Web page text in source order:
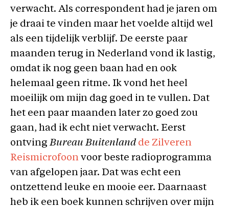
verwacht. Als correspondent had je jaren om
je draai te vinden maar het voelde altijd wel
als een tijdelijk verblijf. De eerste paar
maanden terug in Nederland vond ik lastig,
omdat ik nog geen baan had en ook
helemaal geen ritme. Ik vond het heel
moeilijk om mijn dag goed in te vullen. Dat
het een paar maanden later zo goed zou
gaan, had ik echt niet verwacht. Eerst
ontvingBureau Buitenland de Zilveren
Reismicrofoon voor beste radioprogramma
van afgelopen jaar. Dat was echt een
ontzettend leuke en mooie eer. Daarnaast
heb ik een boek kunnen schrijven over mijn